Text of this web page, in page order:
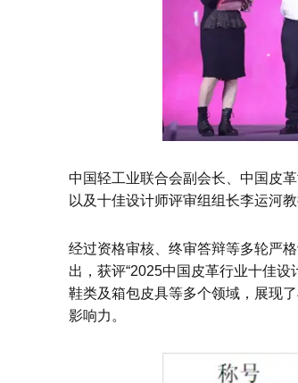
中国轻工业联合会副会长、中国皮
以及十佳设计师评审组组长李运河
经过资格审核、终审答辩等多轮严
出，获评“2025中国皮革行业十佳
鞋类及箱包皮具等多个领域，展现
影响力。